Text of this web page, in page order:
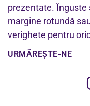
prezentate. Înguste
margine rotundă
verighete pentru
URMĂREȘTE-NE